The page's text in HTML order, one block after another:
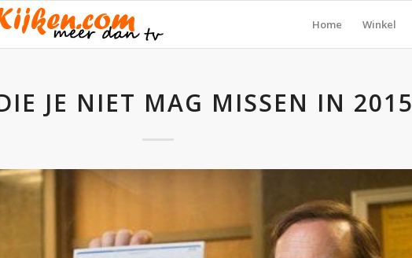
Home Winkel
JE NIET MAG MISSEN IN 2015